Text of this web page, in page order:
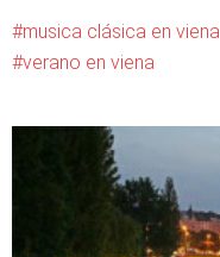
musica clásica en viena
verano en viena